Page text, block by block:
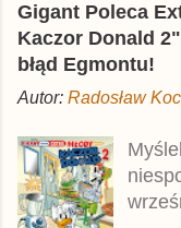
który
2025
Gigant Poleca
Kaczor Donald
błąd Egmontu!
Autor: Radosław